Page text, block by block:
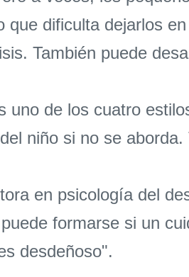
que dificulta dejarlos
También puede
uno de los cuatro
niño si no se
en psicología del
formarse si un
desdeñoso".